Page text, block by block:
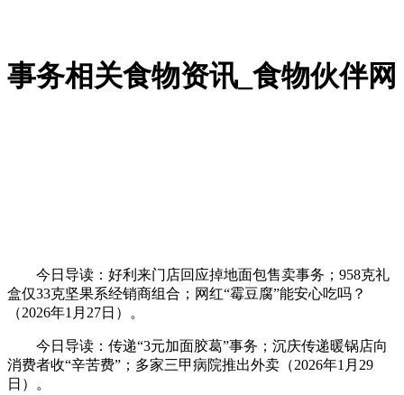
事务相关食物资讯_食物伙伴网
今日导读：好利来门店回应掉地面包售卖事务；958克礼
盒仅33克坚果系经销商组合；网红“霉豆腐”能安心吃吗？
（2026年1月27日）。
今日导读：传递“3元加面胶葛”事务；沉庆传递暖锅店向
消费者收“辛苦费”；多家三甲病院推出外卖（2026年1月29
日）。